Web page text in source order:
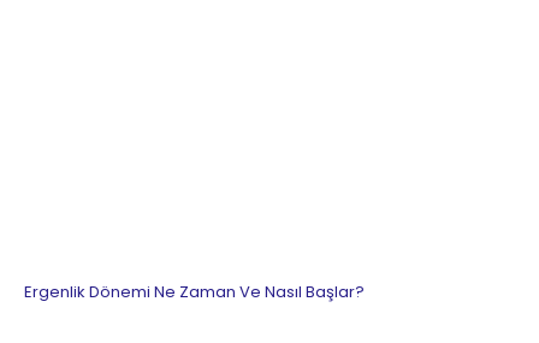
Ergenlik Dönemi Ne Zaman Ve Nasıl Başlar?